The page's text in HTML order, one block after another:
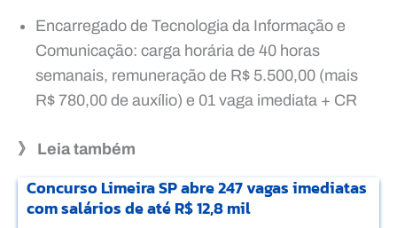
Encarregado de Tecnologia da Informação e
Comunicação: carga horária de 40 horas
semanais, remuneração de R$ 5.500,00 (mais
R$ 780,00 de auxílio) e 01 vaga imediata + CR
》 Leia também
Concurso Limeira SP abre 247 vagas imediatas
com salários de até R$ 12,8 mil